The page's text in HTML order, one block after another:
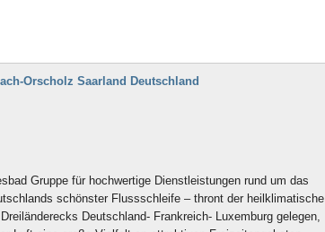
Orscholz Saarland Deutschland
Gruppe für hochwertige Dienstleistungen rund um das
schönster Flussschleife – thront der heilklimatische
Deutschland- Frankreich- Luxemburg gelegen,